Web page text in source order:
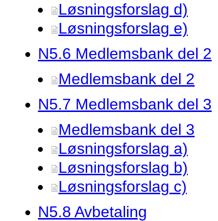
Løsningsforslag d)
Løsningsforslag e)
N5.6 Medlemsbank del 2
Medlemsbank del 2
N5.7 Medlemsbank del 3
Medlemsbank del 3
Løsningsforslag a)
Løsningsforslag b)
Løsningsforslag c)
N5.8 Avbetaling